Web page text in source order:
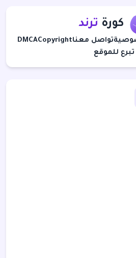
كورة ترند
تواصل معناCopyright
DMCA
تبرع للموقع